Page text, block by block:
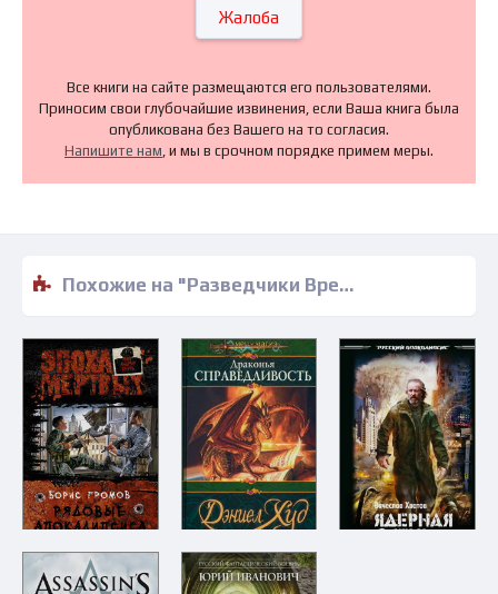
Жалоба
Все книги на сайте размещаются его пользователями.
Приносим свои глубочайшие извинения, если Ваша книга была
опубликована без Вашего на то согласия.
Напишите нам , и мы в срочном порядке примем меры.
Похожие на "Разведчики Времени - Роберт Линн Асприн" книги читать бесплатно полные версии